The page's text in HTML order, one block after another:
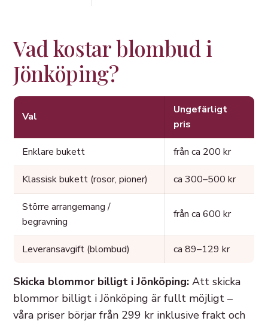
Vad kostar blombud i
Jönköping?
Val
Ungefärligt
pris
Enklare bukett från ca 200 kr
Klassisk bukett (rosor, pioner) ca 300–500 kr
Större arrangemang /
begravning
från ca 600 kr
Leveransavgift (blombud) ca 89–129 kr
Skicka blommor billigt i Jönköping: Att skicka
blommor billigt i Jönköping är fullt möjligt –
våra priser börjar från 299 kr inklusive frakt och